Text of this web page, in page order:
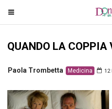
T
o
g
e
a
v
QUANDO LA COPPIA
Paola Trombetta Medicina 12